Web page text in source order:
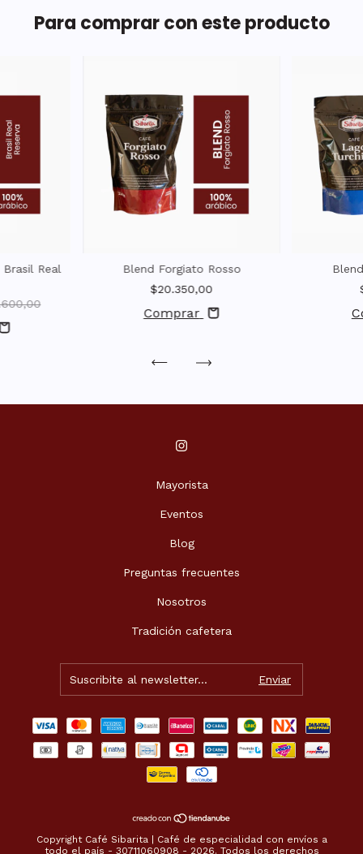
Para comprar con este producto
Real
Blend Forgiato Rosso
$20.350,00
Comprar
Mayorista
Eventos
Blog
Preguntas frecuentes
Nosotros
Tradición cafetera
Copyright Café Sibarita | Café de especialidad con envíos a
todo el país - 30711060908 - 2026. Todos los derechos